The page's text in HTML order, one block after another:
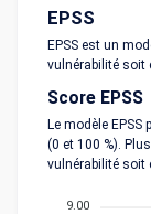
EPSS
EPSS est un
vulnérabilité soit
Score EPSS
Le modèle
(0 et 100 %).
vulnérabilité soit
9.00